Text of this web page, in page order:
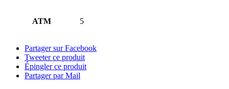
ATM 5
Partager sur Facebook
Tweeter ce produit
Épingler ce produit
Partager par Mail